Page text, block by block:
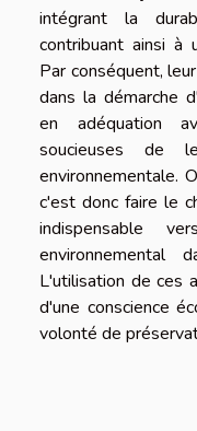
intégrant la
contribuant ainsi à
Par conséquent,
dans la démarche
en adéquation
soucieuses de
environnementale.
c'est donc faire le
indispensable
environnemental
L'utilisation de ces
d'une conscience
volonté de